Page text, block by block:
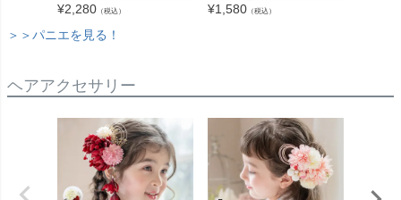
¥2,280 （税込） ¥1,580 （税込）
＞＞パニエを見る！
ヘアアクセサリー